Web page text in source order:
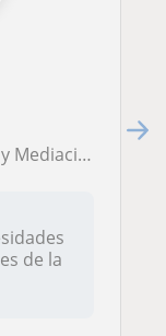
y español en Bilbao.
de la